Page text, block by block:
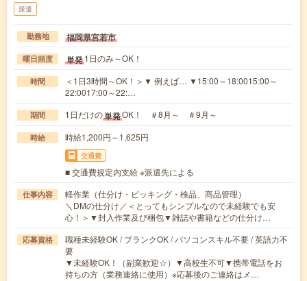
派遣
勤務地 福岡県宮若市
曜日頻度 単発1日のみ～OK！
時間
＜1日3時間～OK！＞▼ 例えば… ▼15:00～18:0015:00～
22:0017:00～22:…
期間 1日だけの単発OK！ ＃8月～ ＃9月～
時給 時給1,200円～1,625円
交通費
■ 交通費規定内支給 ※派遣先による
仕事内容
軽作業（仕分け・ピッキング・検品、商品管理）
＼DMの仕分け／＜とってもシンプルなので未経験でも安
心！＞▼封入作業及び梱包▼雑誌や書籍などの仕分け…
応募資格
職種未経験OK / ブランクOK / パソコンスキル不要 / 英語力不
要
▼未経験OK！（副業歓迎☆）▼高校生不可▼携帯電話をお
持ちの方（業務連絡に使用）※応募後のご連絡はメ…